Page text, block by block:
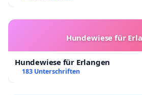
Hundewiese für
Hundewiese für Erlangen
183 Unterschriften